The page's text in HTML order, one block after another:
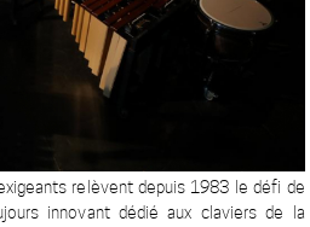
relèvent depuis 1983 le défi de
innovant dédié aux claviers de la